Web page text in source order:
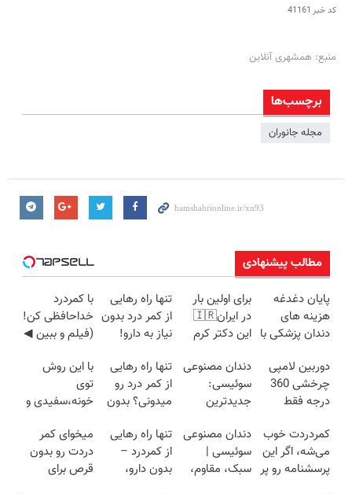
کد خبر 41161
منبع: همشهری آنلاین
برچسب‌ها
مجله جانوران
مطالب پیشنهادی
پایان دغدغه
هزینه های
دندان پزشکی با
کننده خانگی
برای اولین بار
در ایران🇮🇷
این دکتر کرم
روزه ساخت!
تنها راه رهایی
از کمر درد بدون
نیاز به دارو!
با کمردرد
خداحافظی کن!
(فیلم و ببین ◀
پرکن)
دوربین لامپی
چرخشی 360
درجه فقط
🔥 پرداخت
درب منزل
دندان مصنوعی
سوئیسی:
جدیدترین
سبک و مقاوم |
پرداخت قسطی
تنها راه رهایی
از کمر درد رو
میدونی؟ بدون
(◂پرسش‌نامه)
با این روش
توی
خونه،سفیدی و
برگردون
(40%off)
کمردردت خوب
می‌شه، اگر این
پرسشنامه رو پر
دندان مصنوعی
سوئیسی |
سبک، مقاوم،
تنها راه رهایی
از کمردرد –
بدون دارو،
میخوای کمر
دردت رو بدون
قرص برای